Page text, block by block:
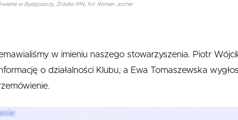
w Bydgoszczy, Źródło: IPN, fot. Roman Jocher
w imieniu naszego stowarzyszenia. Piotr
o działalności Klubu, a Ewa Tomaszewska